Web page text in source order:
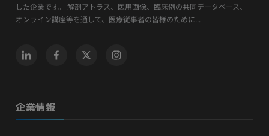
した企業です。 解剖アトラス、医用画像、臨床例の共同データベース、
オンライン講座等を通して、医療従事者の皆様のために...
企業情報